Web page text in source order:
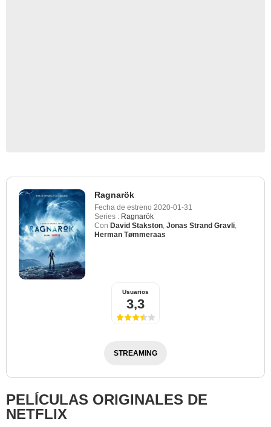
Ragnarök
Fecha de estreno 2020-01-31
Series : Ragnarök
Con David Stakston, Jonas Strand Gravli,
Herman Tømmeraas
Usuarios
3,3
STREAMING
PELÍCULAS ORIGINALES DE
NETFLIX